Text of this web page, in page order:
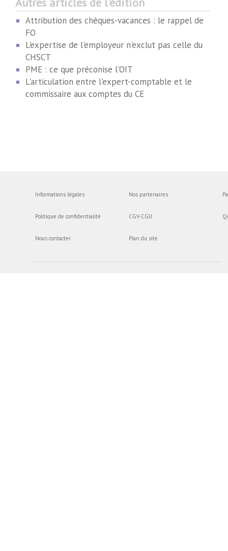
Attribution des chèques-vacances : le rappel de
FO
L'expertise de l'employeur n'exclut pas celle du
CHSCT
PME : ce que préconise l'OIT
L'articulation entre l'expert-comptable et le
commissaire aux comptes du CE
Informations légales
Politique de confidentialité
Nous contacter
Nos partenaires
CGV-CGU
Plan du site